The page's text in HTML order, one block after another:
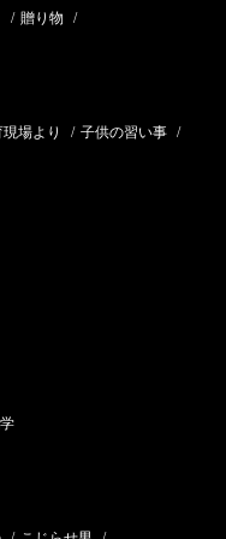
/ 贈り物 /
場より / 子供の習い事 /